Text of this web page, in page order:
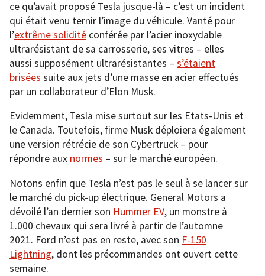
ce qu’avait proposé Tesla jusque-là – c’est un incident
qui était venu ternir l’image du véhicule. Vanté pour
l’extrême solidité conférée par l’acier inoxydable
ultrarésistant de sa carrosserie, ses vitres – elles
aussi supposément ultrarésistantes – s’étaient
brisées suite aux jets d’une masse en acier effectués
par un collaborateur d’Elon Musk.
Evidemment, Tesla mise surtout sur les Etats-Unis et
le Canada. Toutefois, firme Musk déploiera également
une version rétrécie de son Cybertruck – pour
répondre aux normes – sur le marché européen.
Notons enfin que Tesla n’est pas le seul à se lancer sur
le marché du pick-up électrique. General Motors a
dévoilé l’an dernier son Hummer EV, un monstre à
1.000 chevaux qui sera livré à partir de l’automne
2021. Ford n’est pas en reste, avec son F-150
Lightning, dont les précommandes ont ouvert cette
semaine.